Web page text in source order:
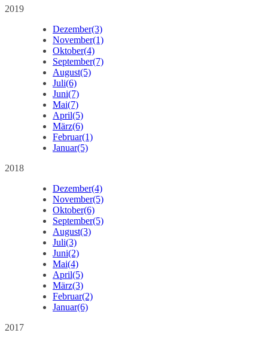
2019
Dezember(3)
November(1)
Oktober(4)
September(7)
August(5)
Juli(6)
Juni(7)
Mai(7)
April(5)
März(6)
Februar(1)
Januar(5)
2018
Dezember(4)
November(5)
Oktober(6)
September(5)
August(3)
Juli(3)
Juni(2)
Mai(4)
April(5)
März(3)
Februar(2)
Januar(6)
2017